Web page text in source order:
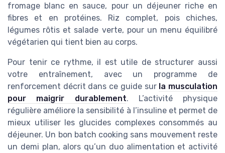
fromage blanc en sauce, pour un déjeuner riche en
fibres et en protéines. Riz complet, pois chiches,
légumes rôtis et salade verte, pour un menu équilibré
végétarien qui tient bien au corps.
Pour tenir ce rythme, il est utile de structurer aussi
votre entraînement, avec un programme de
renforcement décrit dans ce guide sur la musculation
pour maigrir durablement. L’activité physique
régulière améliore la sensibilité à l’insuline et permet de
mieux utiliser les glucides complexes consommés au
déjeuner. Un bon batch cooking sans mouvement reste
un demi plan, alors qu’un duo alimentation et activité